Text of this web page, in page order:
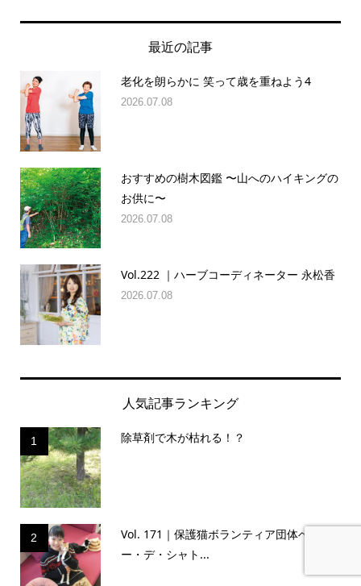
最近の記事
老化を朗らかに 笑って歳を重ねよう4
2026.07.08
おすすめの樹木図鑑 〜山へのハイキングの
お供に〜
2026.07.08
Vol.222 ｜ハーブコーディネーター 永松香
2026.07.08
人気記事ランキング
1 除草剤で木が枯れる！？
2
Vol. 171｜保護猫ボランティア団体ベルソ
ー・デ・シャト...